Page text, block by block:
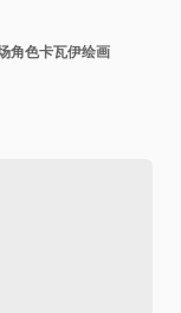
角色卡瓦伊绘画